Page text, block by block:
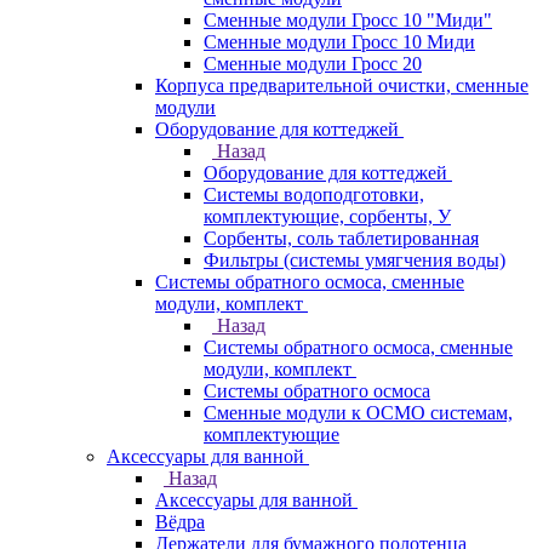
Сменные модули Гросс 10 "Миди"
Сменные модули Гросс 10 Миди
Сменные модули Гросс 20
Корпуса предварительной очистки, сменные
модули
Оборудование для коттеджей
Назад
Оборудование для коттеджей
Системы водоподготовки,
комплектующие, сорбенты, У
Сорбенты, соль таблетированная
Фильтры (системы умягчения воды)
Системы обратного осмоса, сменные
модули, комплект
Назад
Системы обратного осмоса, сменные
модули, комплект
Системы обратного осмоса
Сменные модули к ОСМО системам,
комплектующие
Аксессуары для ванной
Назад
Аксессуары для ванной
Вёдра
Держатели для бумажного полотенца